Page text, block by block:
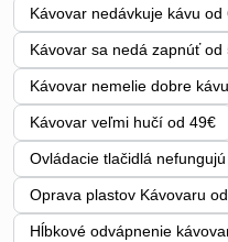
Kávovar nedávkuje kávu od
Kávovar sa nedá zapnúť od
Kávovar nemelie dobre
Kávovar veľmi hučí od 49€
Ovládacie tlačidlá
Oprava plastov Kávovaru
Hĺbkové odvápnenie